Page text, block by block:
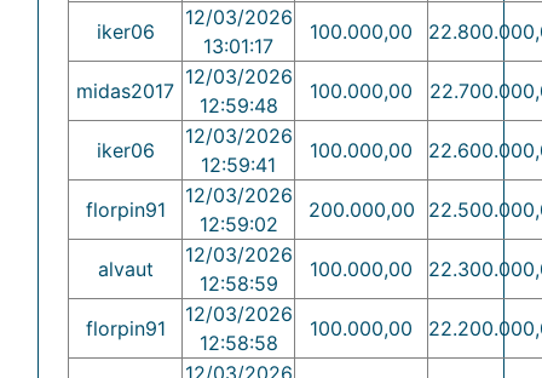
iker06
12/03/2026
13:01:17
100.000,00
midas2017
12/03/2026
12:59:48
100.000,00
iker06
12/03/2026
12:59:41
100.000,00
florpin91
12/03/2026
12:59:02
200.000,00
alvaut
12/03/2026
12:58:59
100.000,00
florpin91
12/03/2026
12:58:58
100.000,00
12/03/2026